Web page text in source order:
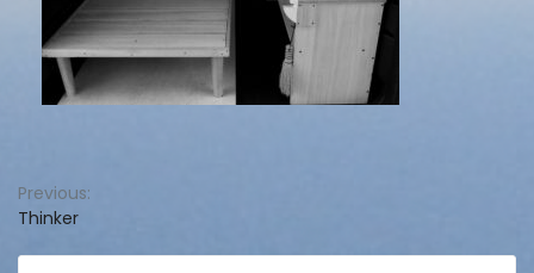
投
稿
Previous:
Thinker